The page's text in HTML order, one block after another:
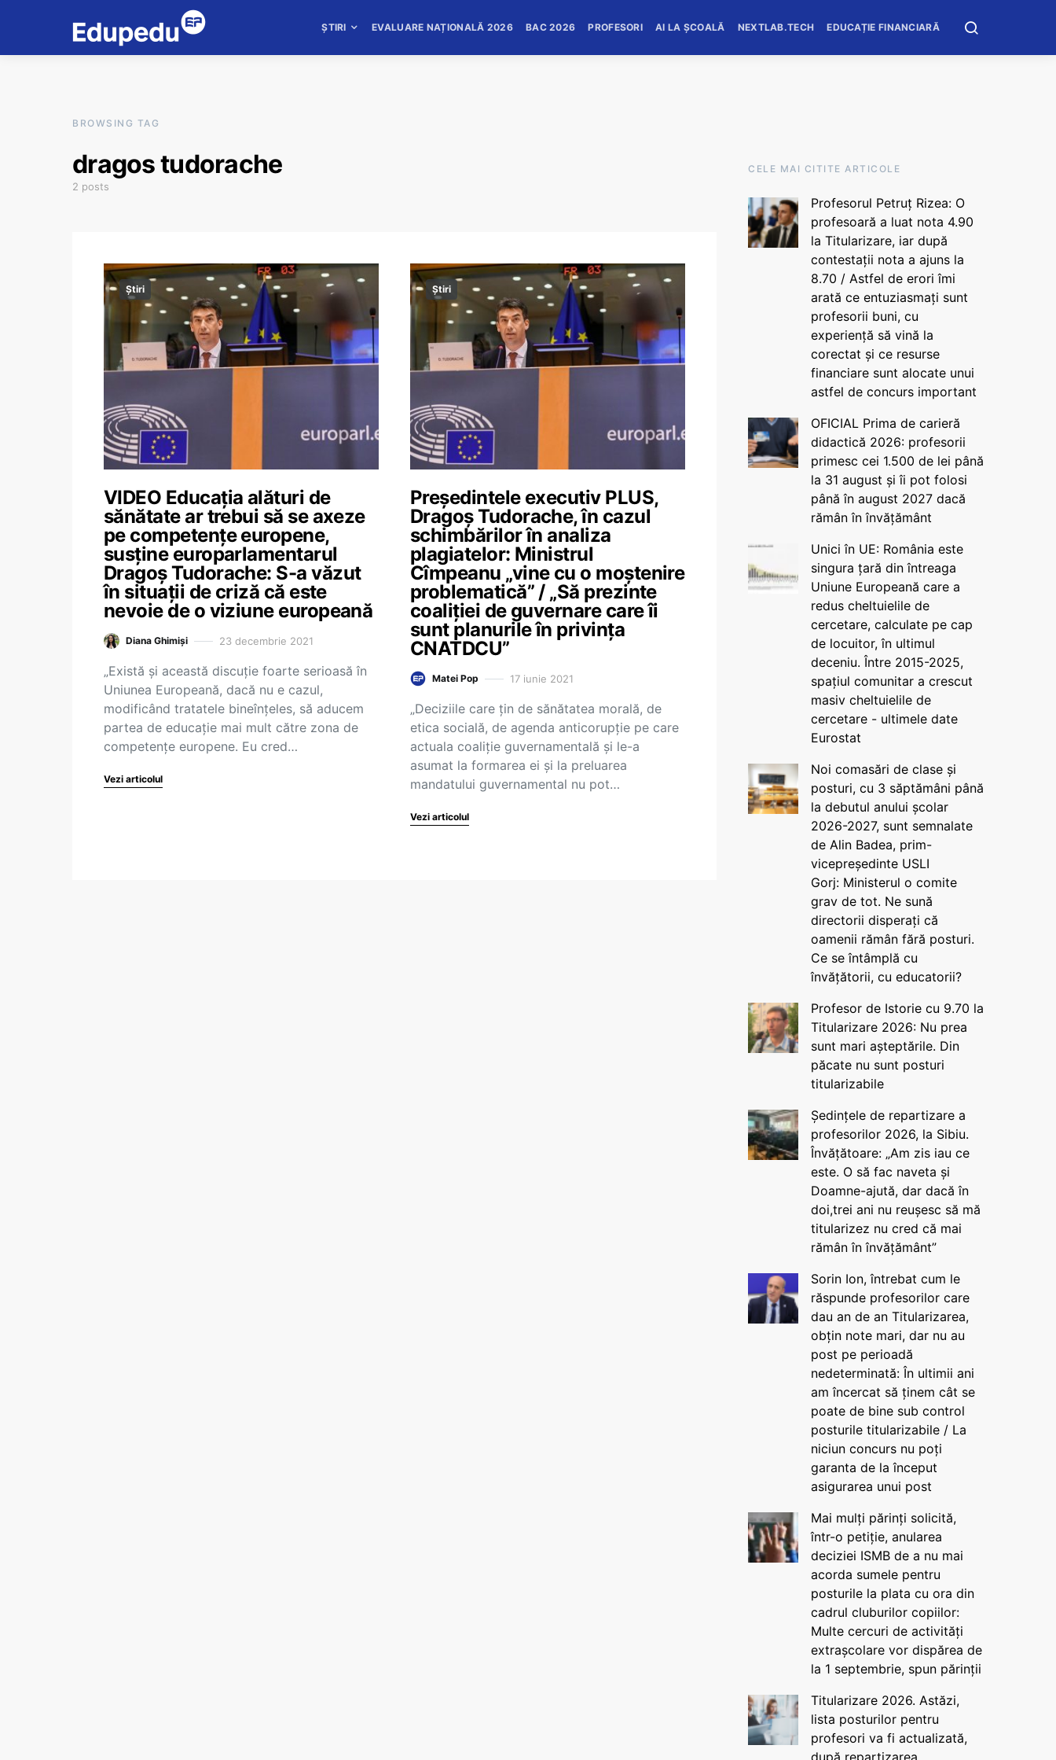
ȘTIRI EVALUARE NAȚIONALĂ 2026 BAC 2026 PROFESORI AI LA ȘCOALĂ NEXTLAB.TECH EDUCAȚIE FINANCIARĂ
BROWSING TAG
dragos tudorache
2 posts
Știri
VIDEO Educația alături de
sănătate ar trebui să se axeze
pe competențe europene,
susține europarlamentarul
Dragoș Tudorache: S-a văzut
în situații de criză că este
nevoie de o viziune europeană
Diana Ghimiși 23 decembrie 2021
„Există și această discuție foarte serioasă în
Uniunea Europeană, dacă nu e cazul,
modificând tratatele bineînțeles, să aducem
partea de educație mai mult către zona de
competențe europene. Eu cred…
Vezi articolul
Știri
Președintele executiv PLUS,
Dragoș Tudorache, în cazul
schimbărilor în analiza
plagiatelor: Ministrul
Cîmpeanu „vine cu o moștenire
problematică” / „Să prezinte
coaliției de guvernare care îi
sunt planurile în privința
CNATDCU”
Matei Pop 17 iunie 2021
„Deciziile care țin de sănătatea morală, de
etica socială, de agenda anticorupție pe care
actuala coaliție guvernamentală și le-a
asumat la formarea ei și la preluarea
mandatului guvernamental nu pot…
Vezi articolul
CELE MAI CITITE ARTICOLE
Profesorul Petruț Rizea: O
profesoară a luat nota 4.90
la Titularizare, iar după
contestații nota a ajuns la
8.70 / Astfel de erori îmi
arată ce entuziasmați sunt
profesorii buni, cu
experiență să vină la
corectat și ce resurse
financiare sunt alocate unui
astfel de concurs important
OFICIAL Prima de carieră
didactică 2026: profesorii
primesc cei 1.500 de lei până
la 31 august și îi pot folosi
până în august 2027 dacă
rămân în învățământ
Unici în UE: România este
singura țară din întreaga
Uniune Europeană care a
redus cheltuielile de
cercetare, calculate pe cap
de locuitor, în ultimul
deceniu. Între 2015-2025,
spațiul comunitar a crescut
masiv cheltuielile de
cercetare - ultimele date
Eurostat
Noi comasări de clase și
posturi, cu 3 săptămâni până
la debutul anului școlar
2026-2027, sunt semnalate
de Alin Badea, prim-
vicepreședinte USLI
Gorj: Ministerul o comite
grav de tot. Ne sună
directorii disperați că
oamenii rămân fără posturi.
Ce se întâmplă cu
învățătorii, cu educatorii?
Profesor de Istorie cu 9.70 la
Titularizare 2026: Nu prea
sunt mari așteptările. Din
păcate nu sunt posturi
titularizabile
Ședințele de repartizare a
profesorilor 2026, la Sibiu.
Învățătoare: „Am zis iau ce
este. O să fac naveta și
Doamne-ajută, dar dacă în
doi,trei ani nu reușesc să mă
titularizez nu cred că mai
rămân în învățământ”
Sorin Ion, întrebat cum le
răspunde profesorilor care
dau an de an Titularizarea,
obțin note mari, dar nu au
post pe perioadă
nedeterminată: În ultimii ani
am încercat să ținem cât se
poate de bine sub control
posturile titularizabile / La
niciun concurs nu poți
garanta de la început
asigurarea unui post
Mai mulți părinți solicită,
într-o petiție, anularea
deciziei ISMB de a nu mai
acorda sumele pentru
posturile la plata cu ora din
cadrul cluburilor copiilor:
Multe cercuri de activități
extrașcolare vor dispărea de
la 1 septembrie, spun părinții
Titularizare 2026. Astăzi,
lista posturilor pentru
profesori va fi actualizată,
după repartizarea